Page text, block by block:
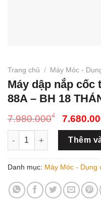
Trang chủ / Máy Móc -
Máy dập nắp cốc
88A – BH 18
7.980.000₫
Giá
gốc
là:
Máy dập nắp cốc tự động
Thêm
Danh mục: Máy Móc - Dụng